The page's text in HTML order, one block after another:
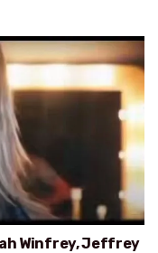
Winfrey, Jeffrey